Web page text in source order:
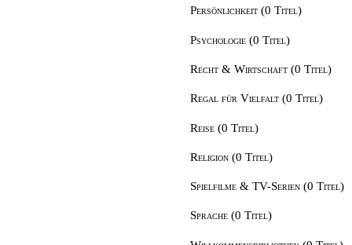
Persönlichkeit (0 Titel)
Psychologie (0 Titel)
Recht & Wirtschaft (0 Titel)
Regal für Vielfalt (0 Titel)
Reise (0 Titel)
Religion (0 Titel)
Spielfilme & TV-Serien (0 Titel)
Sprache (0 Titel)